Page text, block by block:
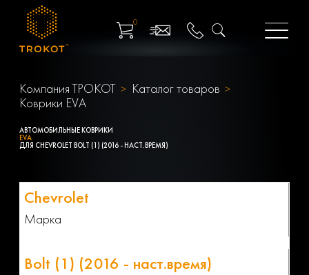
0
Компания ТРОКОТ
Каталог товаров
Коврики EVA
АВТОМОБИЛЬНЫЕ КОВРИКИ
EVA
ДЛЯ CHEVROLET BOLT (1) (2016 - НАСТ.ВРЕМЯ)
Марка